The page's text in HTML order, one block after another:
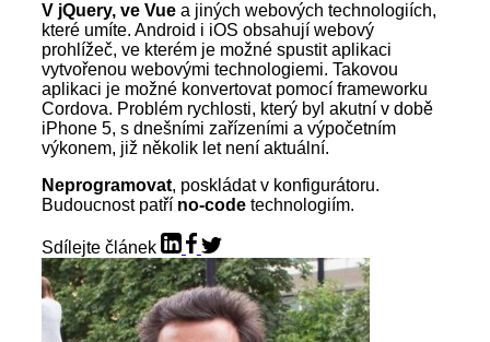
V jQuery, ve Vue a jiných webových technologiích,
které umíte. Android i iOS obsahují webový
prohlížeč, ve kterém je možné spustit aplikaci
vytvořenou webovými technologiemi. Takovou
aplikaci je možné konvertovat pomocí frameworku
Cordova. Problém rychlosti, který byl akutní v době
iPhone 5, s dnešními zařízeními a výpočetním
výkonem, již několik let není aktuální.
Neprogramovat, poskládat v konfigurátoru.
Budoucnost patří no-code technologiím.
Sdílejte článek